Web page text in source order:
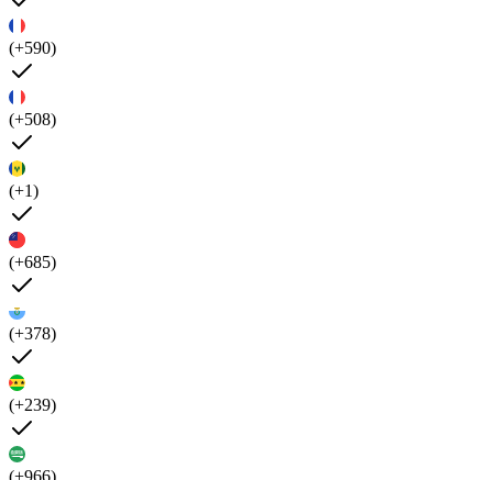
(+590)
(+508)
(+1)
(+685)
(+378)
(+239)
(+966)